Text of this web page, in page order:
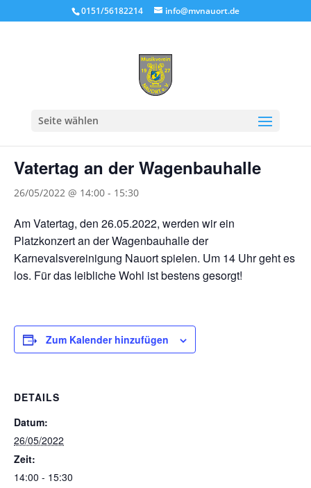
0151/56182214 info@mvnauort.de
Seite wählen
Diese Veranstaltung hat bereits stattgefunden.
Vatertag an der Wagenbauhalle
26/05/2022 @ 14:00 - 15:30
Am Vatertag, den 26.05.2022, werden wir ein
Platzkonzert an der Wagenbauhalle der
Karnevalsvereinigung Nauort spielen. Um 14 Uhr geht es
los. Für das leibliche Wohl ist bestens gesorgt!
Zum Kalender hinzufügen
DETAILS
Datum:
26/05/2022
Zeit:
14:00 - 15:30